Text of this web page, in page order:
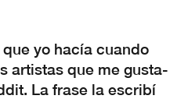
yo hacía cuando
artistas que me gusta-
La frase la escribí